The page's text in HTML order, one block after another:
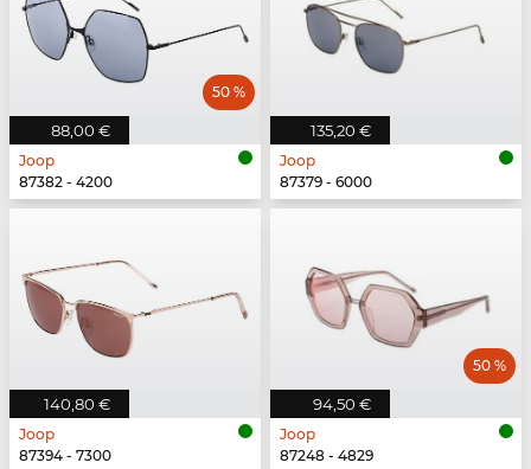
88,00 €
50 %
Joop
87382 - 4200
135,20 €
Joop
87379 - 6000
140,80 €
Joop
87394 - 7300
94,50 €
50 %
Joop
87248 - 4829